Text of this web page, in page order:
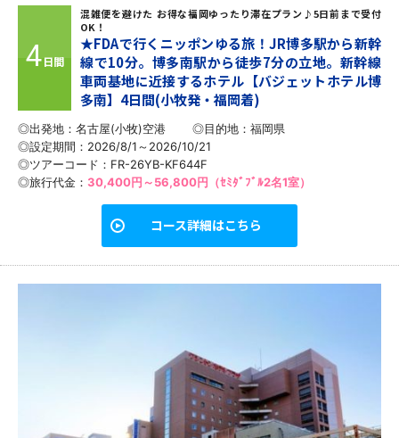
4日間
混雑便を避けた お得な福岡ゆったり滞在プラン♪5日前まで受付
OK！
★FDAで行くニッポンゆる旅！JR博多駅から新幹
線で10分。博多南駅から徒歩7分の立地。新幹線
車両基地に近接するホテル【バジェットホテル博
多南】4日間(小牧発・福岡着)
◎出発地：名古屋(小牧)空港 ◎目的地： 福岡県
◎設定期間：2026/8/1～2026/10/21
◎ツアーコード：FR-26YB-KF644F
◎旅行代金： 30,400円～56,800円（ｾﾐﾀﾞﾌﾞﾙ2名1室）
コース詳細はこちら